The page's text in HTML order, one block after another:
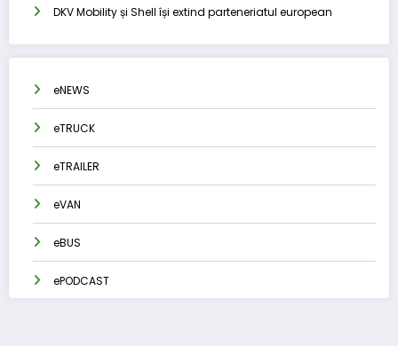
DKV Mobility și Shell își extind parteneriatul european
eNEWS
eTRUCK
eTRAILER
eVAN
eBUS
ePODCAST